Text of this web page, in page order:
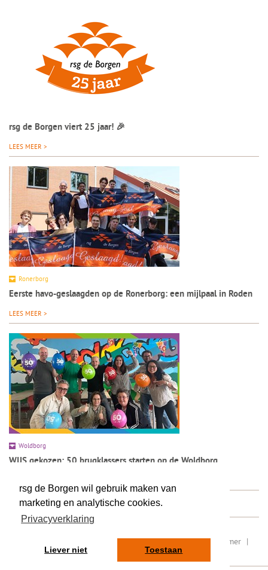
rsg de Borgen wil gebruik maken van
marketing en analytische cookies.
Privacyverklaring
Liever niet Toestaan
rsg de Borgen viert 25 jaar! 🎉
LEES MEER >
Ronerborg
Eerste havo-geslaagden op de Ronerborg: een mijlpaal in Roden
LEES MEER >
Woldborg
WIJS gekozen: 50 brugklassers starten op de Woldborg
RSIN/ fiscaal nummer: 8077.87.000 | Sitemap | Disclaimer |
Contact